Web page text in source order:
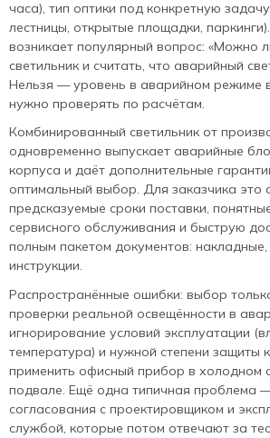
часа), тип оптики под конкретную
лестницы, открытые площадки,
возникает популярный вопрос: «Можно
светильник и считать, что аварийный
Нельзя — уровень в аварийном режиме
нужно проверять по расчётам.
Комбинированный светильник от
одновременно выпускает аварийные
корпуса и даёт дополнительные
оптимальный выбор. Для заказчика это
предсказуемые сроки поставки,
сервисного обслуживания и быструю
полным пакетом документов: накладные,
инструкции.
Распространённые ошибки: выбор
проверки реальной освещённости в
игнорирование условий эксплуатации
температура) и нужной степени защиты
применить офисный прибор в холодном
подвале. Ещё одна типичная проблема —
согласования с проектировщиком и
службой, которые потом отвечают за